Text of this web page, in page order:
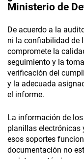
Ministerio de
De acuerdo a la
ni la confiabilidad de
compromete la
seguimiento y la
verificación del
y la adecuada
el informe.
La información de
planillas electrónicas
esos soportes
documentación no